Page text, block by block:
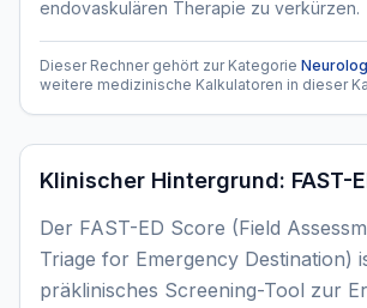
endovaskulären Therapie zu verkürzen.
Dieser Rechner gehört zur Kategorie
weitere medizinische Kalkulatoren in dieser
Klinischer Hintergrund: FAST-
Der FAST-ED Score (Field
Triage for Emergency Destination)
präklinisches Screening-Tool zur